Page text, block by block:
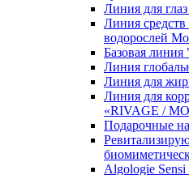
Линия для
Линия
водорослей
Базовая
Линия
Линия для
Линия для
«RIVAGE /
Подарочные
Algologie